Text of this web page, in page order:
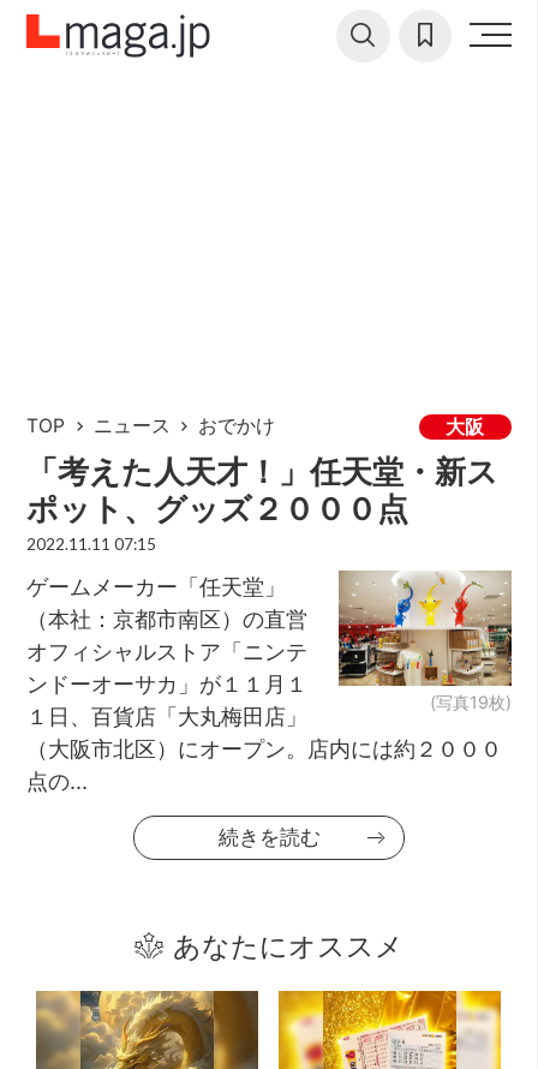
TOP ニュース おでかけ 大阪
「考えた人天才！」任天堂・新ス
ポット、グッズ２０００点
2022.11.11 07:15
(写真19枚)
ゲームメーカー「任天堂」
（本社：京都市南区）の直営
オフィシャルストア「ニンテ
ンドーオーサカ」が１１月１
１日、百貨店「大丸梅田店」
（大阪市北区）にオープン。店内には約２０００
点の...
続きを読む
あなたにオススメ